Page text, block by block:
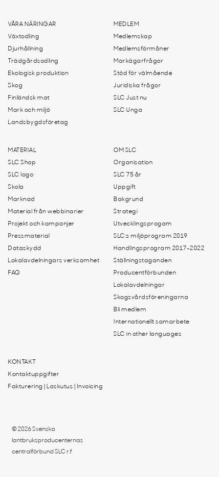
VÅRA NÄRINGAR
Växtodling
Djurhållning
Trädgårdsodling
Ekologisk produktion
Skog
Finländsk mat
Mark och miljö
Landsbygdsföretag
MEDLEM
Medlemskap
Medlemsförmåner
Markägarfrågor
Stöd för välmående
Juridiska frågor
SLC Just nu
SLC Unga
MATERIAL
SLC Shop
SLC logo
Skola
Marknad
Material från webbinarier
Projekt och kampanjer
Pressmaterial
Dataskydd
Lokalavdelningars verksamhet
FAQ
OM SLC
Organisation
SLC 75 år
Uppgift
Bakgrund
Strategi
Utvecklingsprogam
SLC:s miljöprogram 2019
Handlingsprogram 2017-2022
Ställningstaganden
Producentförbunden
Lokalavdelningar
Skogsvårdsföreningarna
Bli medlem
Internationellt samarbete
SLC in other languages
KONTAKT
Kontaktuppgifter
Fakturering | Laskutus | Invoicing
© 2026 Svenska
lantbruksproducenternas
centralförbund SLC r.f